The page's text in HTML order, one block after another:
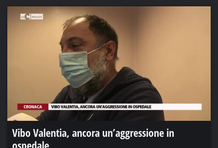
Vibo Valentia, ancora un’aggressione in
ospedale